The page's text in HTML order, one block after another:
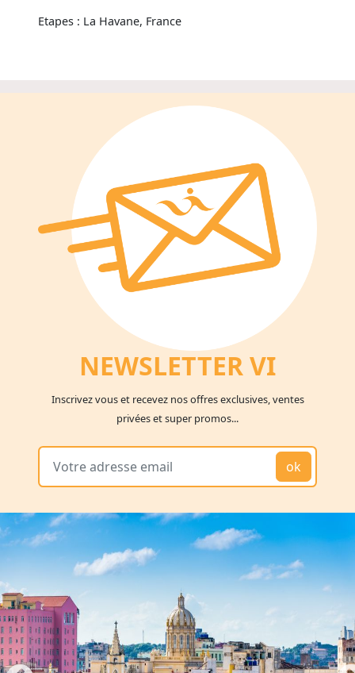
Etapes : La Havane, France
NEWSLETTER VI
Inscrivez vous et recevez nos offres exclusives, ventes
privées et super promos...
ok